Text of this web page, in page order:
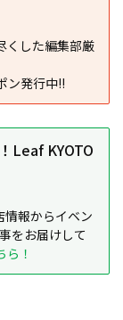
くした編集部厳
ン発行中!!
Leaf KYOTO
情報からイベン
をお届けして
！